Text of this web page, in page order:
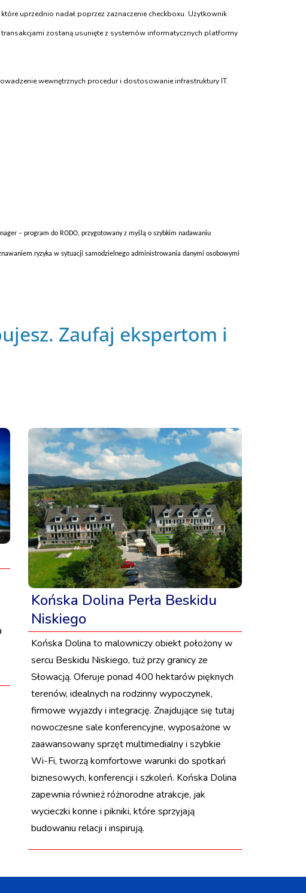
uprzednio nadał poprzez zaznaczenie checkboxu. Użytkownik
zostaną usunięte z systemów informatycznych platformy
wewnętrznych procedur i dostosowanie infrastruktury IT.
– program do RODO, przygotowany z myślą o szybkim nadawaniu
ryzyka w sytuacji samodzielnego administrowania danymi osobowymi
Zaufaj ekspertom i
Końska Dolina Perła Beskidu
Niskiego
Końska Dolina to malowniczy obiekt położony w
sercu Beskidu Niskiego, tuż przy granicy ze
Słowacją. Oferuje ponad 400 hektarów pięknych
terenów, idealnych na rodzinny wypoczynek,
firmowe wyjazdy i integrację. Znajdujące się tutaj
nowoczesne sale konferencyjne, wyposażone w
zaawansowany sprzęt multimedialny i szybkie
Wi-Fi, tworzą komfortowe warunki do spotkań
biznesowych, konferencji i szkoleń. Końska Dolina
zapewnia również różnorodne atrakcje, jak
wycieczki konne i pikniki, które sprzyjają
budowaniu relacji i inspirują.